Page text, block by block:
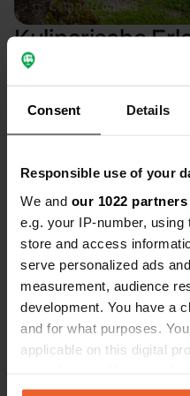
Consent Details
Responsible use of your
We and our 1022 partners
e.g. your IP-number,
store and access
serve personalized ads
measurement, audience
development. You have a
and for what purposes.
applicable on this digital
any time from the Cookie
Kulinarische
Vestland
Bereiten Sie Ihre
gastronomisches
und genießen Sie
Lachs, cremige
Pommes. Genießen Sie
traditionellen
Panoramablick auf die
genießen. 🐟🍽️